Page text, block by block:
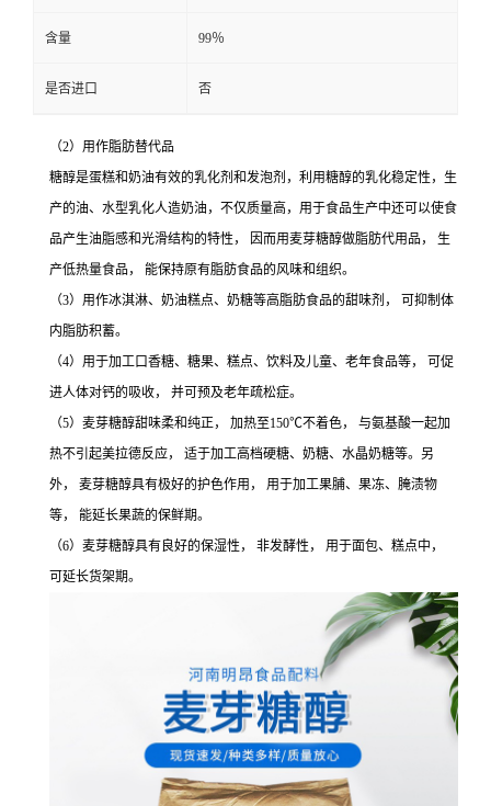
含量 99％
是否进口 否
（2）用作脂肪替代品
糖醇是蛋糕和奶油有效的乳化剂和发泡剂，利用糖醇的乳化稳定性，生
产的油、水型乳化人造奶油，不仅质量高，用于食品生产中还可以使食
品产生油脂感和光滑结构的特性， 因而用麦芽糖醇做脂肪代用品， 生
产低热量食品， 能保持原有脂肪食品的风味和组织。
（3）用作冰淇淋、奶油糕点、奶糖等高脂肪食品的甜味剂， 可抑制体
内脂肪积蓄。
（4）用于加工口香糖、糖果、糕点、饮料及儿童、老年食品等， 可促
进人体对钙的吸收， 并可预及老年疏松症。
（5）麦芽糖醇甜味柔和纯正， 加热至150℃不着色， 与氨基酸一起加
热不引起美拉德反应， 适于加工高档硬糖、奶糖、水晶奶糖等。另
外， 麦芽糖醇具有极好的护色作用， 用于加工果脯、果冻、腌渍物
等， 能延长果蔬的保鲜期。
（6）麦芽糖醇具有良好的保湿性， 非发酵性， 用于面包、糕点中，
可延长货架期。